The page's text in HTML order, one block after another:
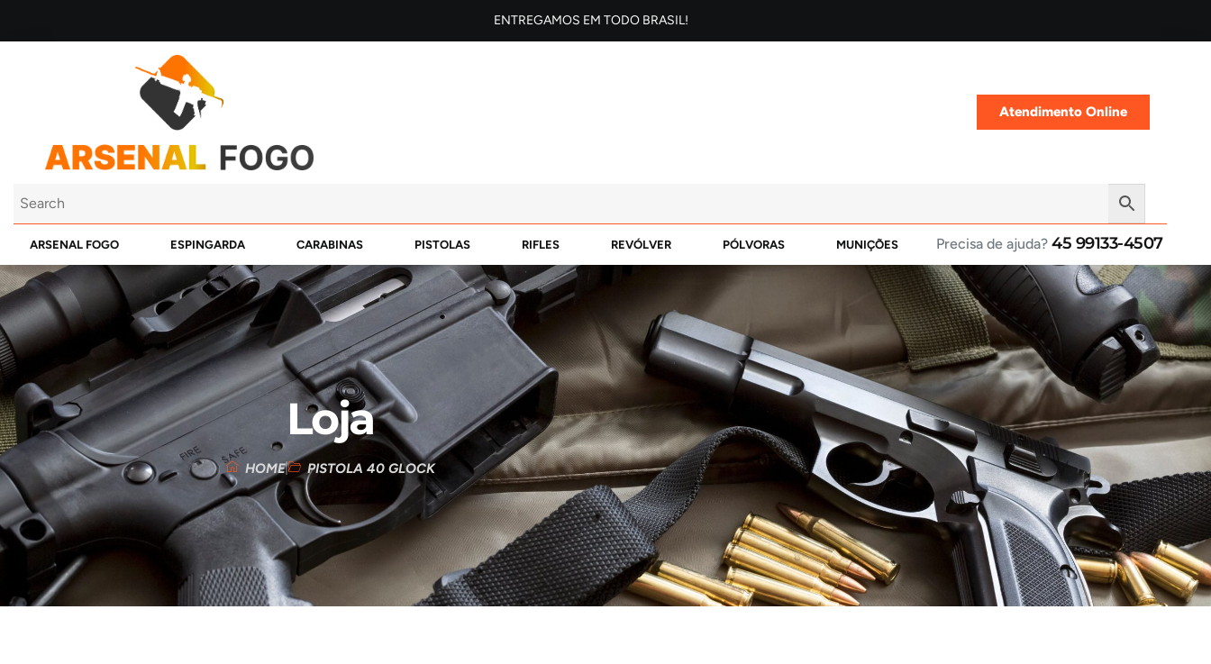
ENTREGAMOS EM TODO BRASIL!
Atendimento Online
ARSENAL FOGO ESPINGARDA CARABINAS PISTOLAS RIFLES REVÓLVER PÓLVORAS MUNIÇÕES Precisa de ajuda? 45 99133-4507
Loja
HOME PISTOLA 40 GLOCK